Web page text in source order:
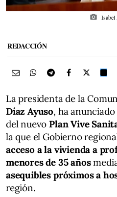
photo_camera
REDACCIÓN
La presidenta de la
Díaz Ayuso, ha
del nuevo Plan Vive
la que el Gobierno
acceso a la vivienda a
menores de 35 años
asequibles próximos a
región.